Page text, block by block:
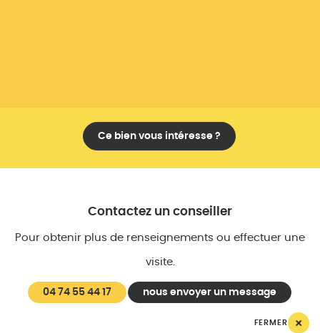
Ce bien vous intéresse ?
Contactez un conseiller
Pour obtenir plus de renseignements ou effectuer une
visite.
04 74 55 44 17 nous envoyer un message
FERMER